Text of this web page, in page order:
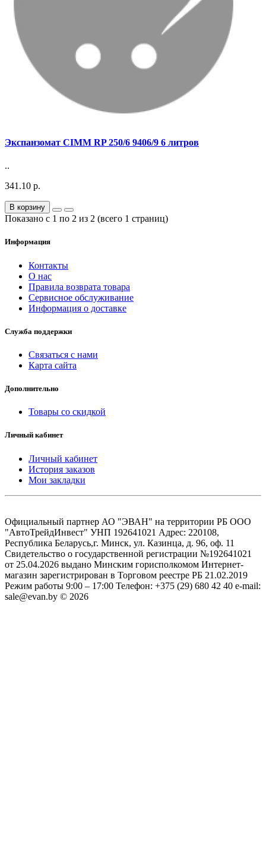
Экспанзомат CIMM RP 250/6 9406/9 6 литров
..
341.10 р.
В корзину
Показано с 1 по 2 из 2 (всего 1 страниц)
Информация
Контакты
О нас
Правила возврата товара
Сервисное обслуживание
Информация о доставке
Служба поддержки
Связаться с нами
Карта сайта
Дополнительно
Товары со скидкой
Личный кабинет
Личный кабинет
История заказов
Мои закладки
Официальный партнер АО "ЭВАН" на территории РБ ООО
"АвтоТрейдИнвест" УНП 192641021 Адрес: 220108,
Республика Беларусь,г. Минск, ул. Казинца, д. 96, оф. 11
Свидетельство о государственной регистрации №192641021
от 25.04.2026 выдано Минским горисполкомом Интернет-
магазин зарегистрирован в Торговом реестре РБ 21.02.2019
Режим работы 9:00 – 17:00 Телефон: +375 (29) 680 42 40 e-mail:
sale@evan.by © 2026